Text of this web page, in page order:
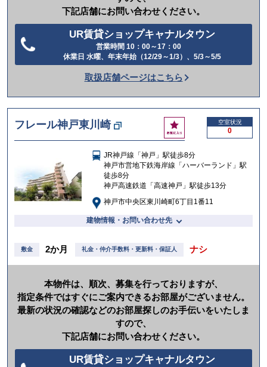
下記店舗にお問い合わせください。
UR賃貸ショップキャナルタウン
営業時間 10：00～17：00
休業日 水曜、年末年始（12/29～1/3）、5/3～5/5
話
か
け
る
取扱店舗ページはこちら
フレール神戸東川崎
お
気
入
り
空室状況
0
JR神戸線「神戸」駅徒歩8分
神戸市営地下鉄海岸線「ハーバーランド」駅
徒歩8分
神戸高速鉄道「高速神戸」駅徒歩13分
神戸市中央区東川崎町6丁目1番11
建物情報・お問い合わせ先
敷金 2か月 礼金・仲介手数料・更新料・保証人 ナシ
本物件は、順次、募集を行っておりますが、
指定条件ではすぐにご案内できるお部屋がございません。
最新の状況の確認などのお部屋探しのお手伝いをいたしま
すので、
下記店舗にお問い合わせください。
UR賃貸ショップキャナルタウン